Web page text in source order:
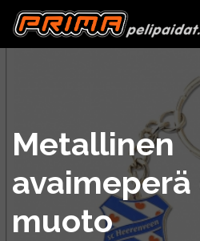
Metallinen
avaimeperä
muoto